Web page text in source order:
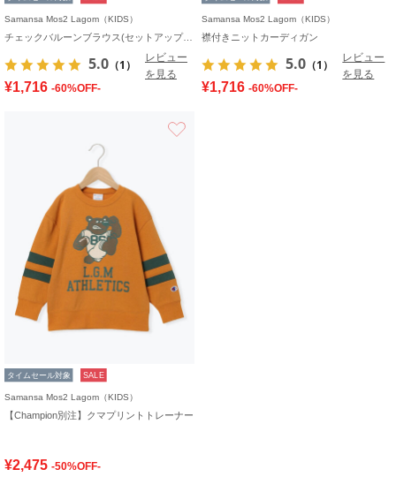
Samansa Mos2 Lagom（KIDS）
チェックバルーンブラウス(セットアップ可)
5.0 （1）
レビュー
を見る
¥1,716 -60%OFF-
Samansa Mos2 Lagom（KIDS）
襟付きニットカーディガン
5.0 （1）
レビュー
を見る
¥1,716 -60%OFF-
タイムセール対象 SALE
Samansa Mos2 Lagom（KIDS）
【Champion別注】クマプリントトレーナー
¥2,475 -50%OFF-